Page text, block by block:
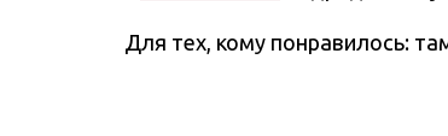
Для тех, кому понравилось: